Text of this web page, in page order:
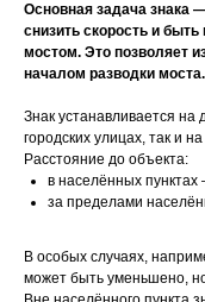
Основная задача знака
снизить скорость и
мостом. Это позволяет
началом разводки моста.
Знак устанавливается на
городских улицах, так и
Расстояние до объекта:
в населённых
за пределами
В особых случаях,
может быть уменьшено,